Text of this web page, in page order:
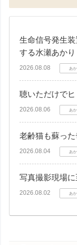
生命信号発生
する水瀬あかり
2026.08.08 あ
聴いただけで
2026.08.06 あ
老齢猫も蘇っ
2026.08.04 あ
写真撮影現場
2026.08.02 あ